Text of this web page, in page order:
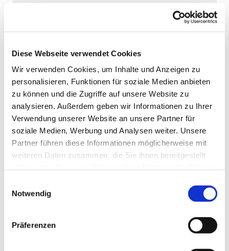
Diese Webseite verwendet Cookies
Wir verwenden Cookies, um Inhalte und Anzeigen zu
personalisieren, Funktionen für soziale Medien anbieten
zu können und die Zugriffe auf unsere Website zu
analysieren. Außerdem geben wir Informationen zu Ihrer
Verwendung unserer Website an unsere Partner für
soziale Medien, Werbung und Analysen weiter. Unsere
Partner führen diese Informationen möglicherweise mit
weiteren Daten zusammen, die Sie ihnen bereitgestellt
Notwendig
Präferenzen
Lesehore
und die Laudes
. Dazu hören wir das
stiller Meditation.
ZumMitbetenempfehlen wirstundengebet.de
das auch als kostenloseAndroid- undiOS-App
zur Verfügung steht.